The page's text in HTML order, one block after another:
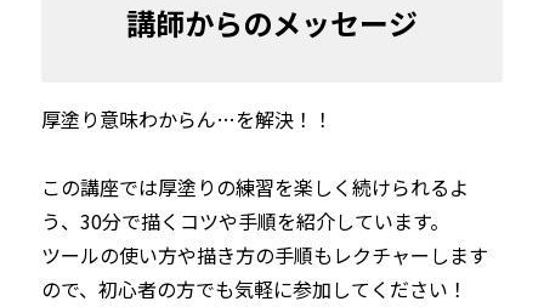
講師からのメッセージ
厚塗り意味わからん…を解決！！
この講座では厚塗りの練習を楽しく続けられるよ
う、30分で描くコツや手順を紹介しています。
ツールの使い方や描き方の手順もレクチャーします
ので、初心者の方でも気軽に参加してください！